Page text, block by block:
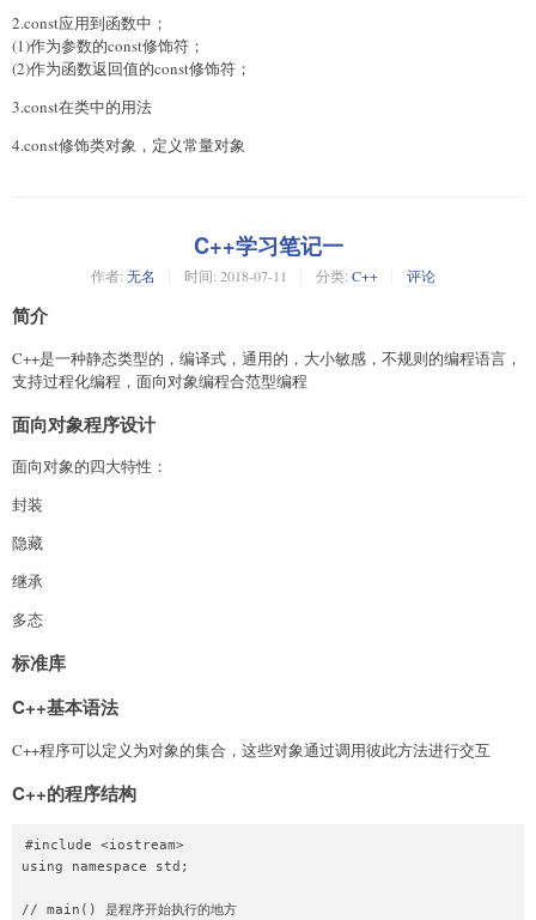
2.const应用到函数中；
(1)作为参数的const修饰符；
(2)作为函数返回值的const修饰符；
3.const在类中的用法
4.const修饰类对象，定义常量对象
C++学习笔记一
作者: 无名 时间: 2018-07-11 分类: C++ 评论
简介
C++是一种静态类型的，编译式，通用的，大小敏感，不规则的编程语言，
支持过程化编程，面向对象编程合范型编程
面向对象程序设计
面向对象的四大特性：
封装
隐藏
继承
多态
标准库
C++基本语法
C++程序可以定义为对象的集合，这些对象通过调用彼此方法进行交互
C++的程序结构
#include <iostream>
using namespace std;
// main() 是程序开始执行的地方